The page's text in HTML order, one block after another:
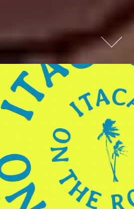
ITACARÉ ON THE